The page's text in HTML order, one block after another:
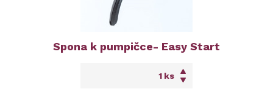
Spona k pumpičce- Easy Start
ks